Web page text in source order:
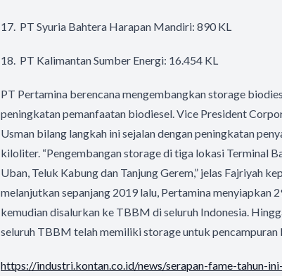
17. PT Syuria Bahtera Harapan Mandiri: 890 KL
18. PT Kalimantan Sumber Energi: 16.454 KL
PT Pertamina berencana mengembangkan storage
peningkatan pemanfaatan biodiesel. Vice President
Usman bilang langkah ini sejalan dengan peningkatan
kiloliter. “Pengembangan storage di tiga lokasi Terminal
Uban, Teluk Kabung dan Tanjung Gerem,” jelas Fajriyah
melanjutkan sepanjang 2019 lalu, Pertamina menyiapkan
kemudian disalurkan ke TBBM di seluruh Indonesia.
seluruh TBBM telah memiliki storage untuk pencampuran
https://industri.kontan.co.id/news/serapan-fame-tahun-